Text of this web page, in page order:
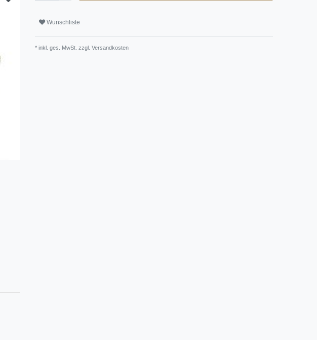
Wunschliste
* inkl. ges. MwSt. zzgl. Versandkosten